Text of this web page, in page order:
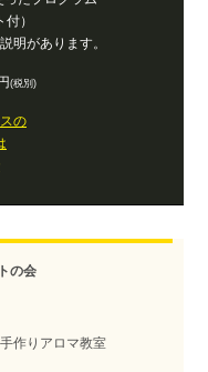
）
明があります。
(税別)
の
の会
作りアロマ教室